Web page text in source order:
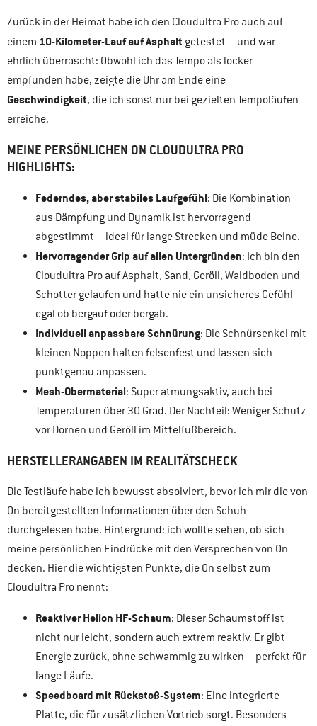
Zurück in der Heimat habe ich den Cloudultra Pro auch auf
einem 10-Kilometer-Lauf auf Asphalt getestet – und war
ehrlich überrascht: Obwohl ich das Tempo als locker
empfunden habe, zeigte die Uhr am Ende eine
Geschwindigkeit, die ich sonst nur bei gezielten Tempoläufen
erreiche.
MEINE PERSÖNLICHEN ON CLOUDULTRA PRO
HIGHLIGHTS:
Federndes, aber stabiles Laufgefühl: Die Kombination
aus Dämpfung und Dynamik ist hervorragend
abgestimmt – ideal für lange Strecken und müde Beine.
Hervorragender Grip auf allen Untergründen: Ich bin den
Cloudultra Pro auf Asphalt, Sand, Geröll, Waldboden und
Schotter gelaufen und hatte nie ein unsicheres Gefühl –
egal ob bergauf oder bergab.
Individuell anpassbare Schnürung: Die Schnürsenkel mit
kleinen Noppen halten felsenfest und lassen sich
punktgenau anpassen.
Mesh-Obermaterial: Super atmungsaktiv, auch bei
Temperaturen über 30 Grad. Der Nachteil: Weniger Schutz
vor Dornen und Geröll im Mittelfußbereich.
HERSTELLERANGABEN IM REALITÄTSCHECK
Die Testläufe habe ich bewusst absolviert, bevor ich mir die von
On bereitgestellten Informationen über den Schuh
durchgelesen habe. Hintergrund: ich wollte sehen, ob sich
meine persönlichen Eindrücke mit den Versprechen von On
decken. Hier die wichtigsten Punkte, die On selbst zum
Cloudultra Pro nennt:
Reaktiver Helion HF-Schaum: Dieser Schaumstoff ist
nicht nur leicht, sondern auch extrem reaktiv. Er gibt
Energie zurück, ohne schwammig zu wirken – perfekt für
lange Läufe.
Speedboard mit Rückstoß-System: Eine integrierte
Platte, die für zusätzlichen Vortrieb sorgt. Besonders